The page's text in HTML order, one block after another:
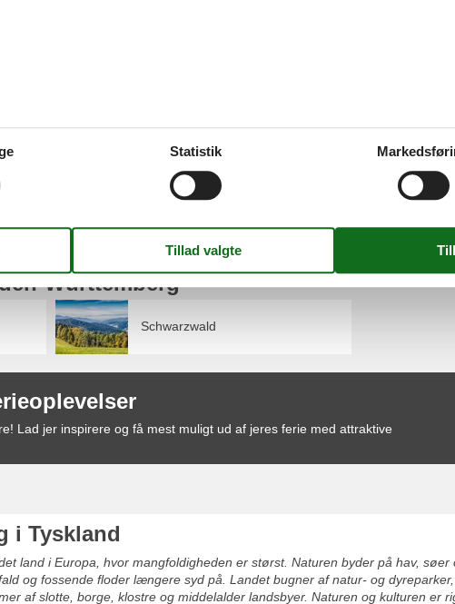
og ro
Württemberg
Schwarzwald
Lad jer inspirere og få mest muligt ud af jeres ferie med attraktive
i Tyskland
land i Europa, hvor mangfoldigheden er størst. Naturen byder på hav,
og fossende floder længere syd på. Landet bugner af natur- og
af slotte, borge, klostre og middelalder landsbyer. Naturen og kulturen er
Statistik